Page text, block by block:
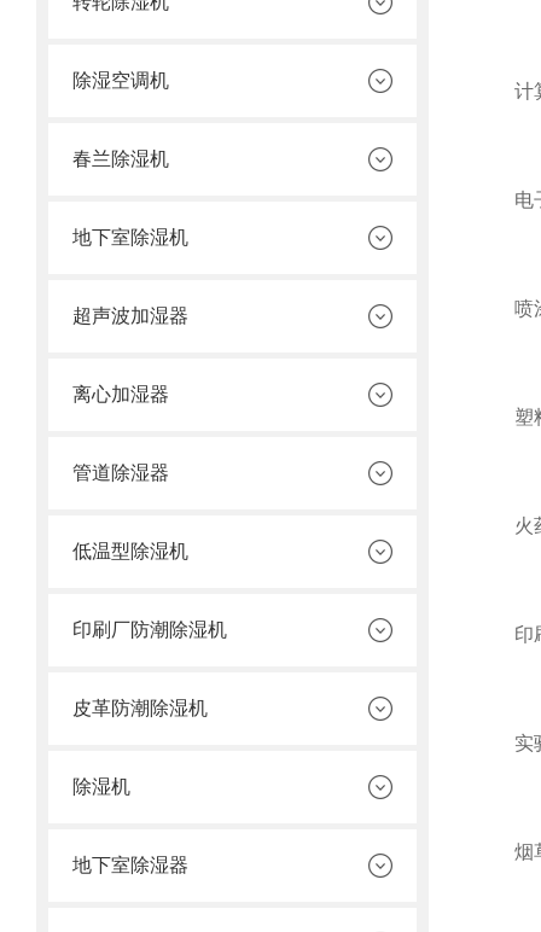
除湿空调机
春兰除湿机
地下室除湿机
超声波加湿器
离心加湿器
管道除湿器
低温型除湿机
印刷厂防潮除湿机
皮革防潮除湿机
除湿机
地下室除湿器
计算
电子
喷涂
塑料
火药
印刷
实验
烟草